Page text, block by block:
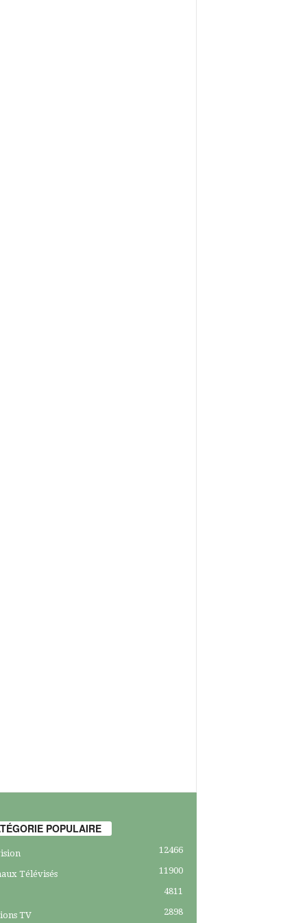
POPULAIRE
12466
Télévisés 11900
4811
TV 2898